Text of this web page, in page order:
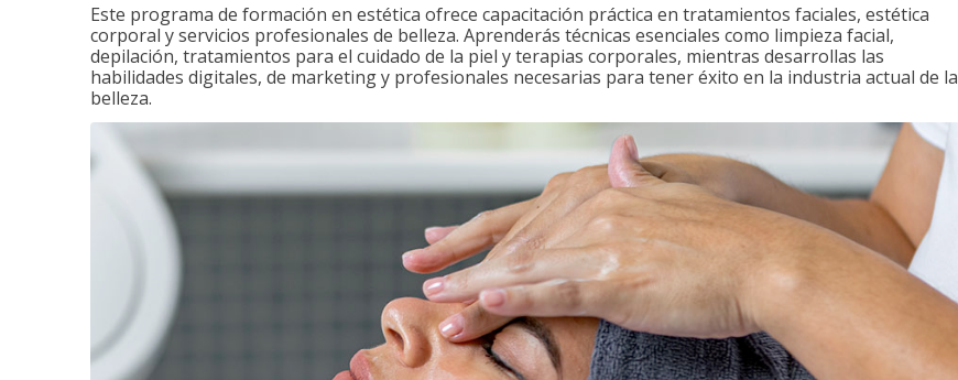
Este programa de formación en estética ofrece capacitación práctica en tratamientos faciales, estética
corporal y servicios profesionales de belleza. Aprenderás técnicas esenciales como limpieza facial,
depilación, tratamientos para el cuidado de la piel y terapias corporales, mientras desarrollas las
habilidades digitales, de marketing y profesionales necesarias para tener éxito en la industria actual de la
belleza.